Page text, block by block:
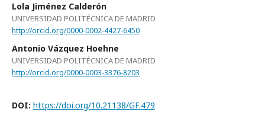
Lola Jiménez Calderón
UNIVERSIDAD POLITÉCNICA DE MADRID
http://orcid.org/0000-0002-4427-6450
Antonio Vázquez Hoehne
UNIVERSIDAD POLITÉCNICA DE MADRID
http://orcid.org/0000-0003-3376-8203
DOI: https://doi.org/10.21138/GF.479